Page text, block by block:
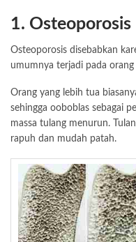
1. Osteoporosis
Osteoporosis disebabkan
umumnya terjadi pada
Orang yang lebih tua
sehingga ooboblas sebagai
massa tulang menurun.
rapuh dan mudah patah.